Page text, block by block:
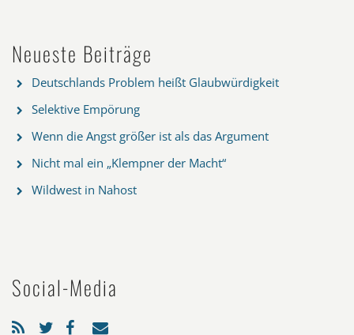
Neueste Beiträge
Deutschlands Problem heißt Glaubwürdigkeit
Selektive Empörung
Wenn die Angst größer ist als das Argument
Nicht mal ein „Klempner der Macht“
Wildwest in Nahost
Social-Media